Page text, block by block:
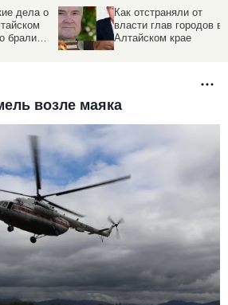
дела о
брали
Как отстраняли от
власти глав городов в
Алтайском крае
возле маяка